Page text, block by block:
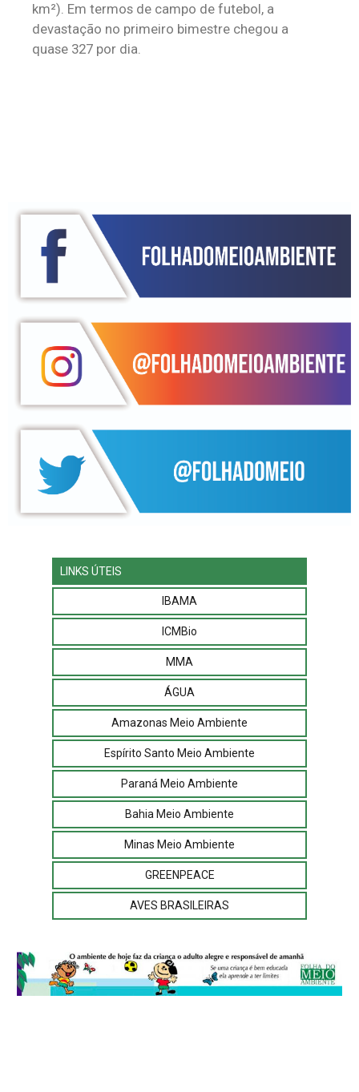
km²). Em termos de campo de futebol, a
devastação no primeiro bimestre chegou a
quase 327 por dia.
LINKS ÚTEIS
IBAMA
ICMBio
MMA
ÁGUA
Amazonas Meio Ambiente
Espírito Santo Meio Ambiente
Paraná Meio Ambiente
Bahia Meio Ambiente
Minas Meio Ambiente
GREENPEACE
AVES BRASILEIRAS